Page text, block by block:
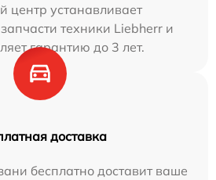
центр устанавливает
техники Liebherr и
гарантию до 3 лет.
доставка
бесплатно доставит ваше